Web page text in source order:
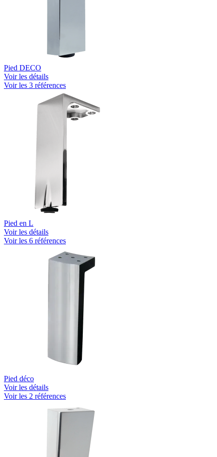
Pied DECO
Voir les détails
Voir les 3 références
Pied en L
Voir les détails
Voir les 6 références
Pied déco
Voir les détails
Voir les 2 références